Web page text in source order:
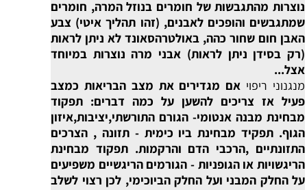
נוצרות מהתגבשות של חומרים בנוזל המרה, חומרים
שמתגבשים והופכים לאבנים, (זהו תהליך איטי) צבע
האבן חום שחור כהה, באולטרהסאונד לא ניתן לראות
(רק בסידן ניתן לראות) אבני מרה נוצרות במיוחד
אצל...
מנגנוני ריפוי אם מגדירים את מצב הבריאות כמצב
פעיל אז צריכים להשען על כמה דברים: תפקוד
מבחינת מבנה אנטומי- הגורם התורשתי,יציבות,איזון
הגוף. תפקיד מבחינת ביו כימית - תזונה , הצרכים
התזונתיים ,הרכבי הדם והרקמות. תפקוד מבחינת
הריגשויות או הגופניות - הגורמים הריגשיים משפיעים
על החלק המבני ועל החלק הביוכימי, לכן רצוי לשלב